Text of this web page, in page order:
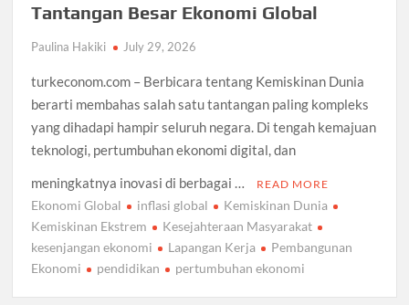
Tantangan Besar Ekonomi Global
Paulina Hakiki July 29, 2026
turkeconom.com – Berbicara tentang Kemiskinan Dunia
berarti membahas salah satu tantangan paling kompleks
yang dihadapi hampir seluruh negara. Di tengah kemajuan
teknologi, pertumbuhan ekonomi digital, dan
meningkatnya inovasi di berbagai …
READ MORE
Ekonomi Global inflasi global
Kemiskinan Dunia
Kemiskinan Ekstrem
Kesejahteraan Masyarakat
kesenjangan ekonomi
Lapangan Kerja
Pembangunan
Ekonomi
pendidikan pertumbuhan ekonomi